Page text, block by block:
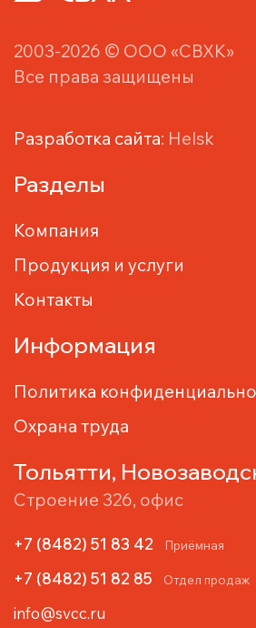
2003-2026 © ООО «СВХК»
Все права защищены
Разработка сайта: Helsk
Разделы
Компания
Продукция и услуги
Контакты
Информация
Политика
Охрана труда
Тольятти,
Строение 326, офис
+7 (8482) 51 83 42 Приёмная
+7 (8482) 51 82 85 Отдел продаж
info@svcc.ru